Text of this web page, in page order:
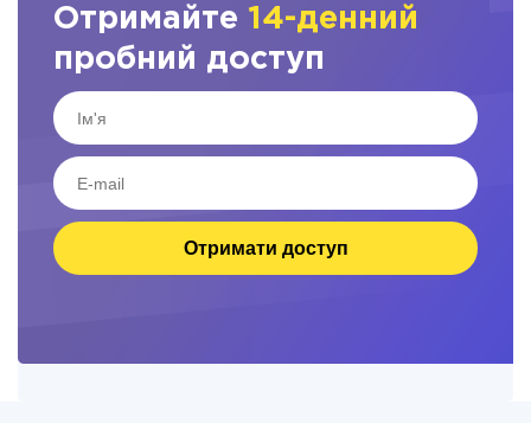
Отримайте 14-денний
пробний доступ
Отримати доступ